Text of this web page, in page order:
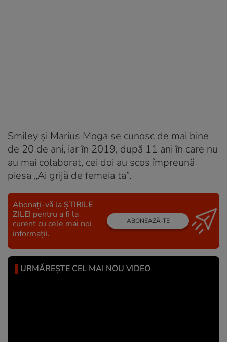
Smiley și Marius Moga se cunosc de mai bine
de 20 de ani, iar în 2019, după 11 ani în care nu
au mai colaborat, cei doi au scos împreună
piesa „Ai grijă de femeia ta”.
Abonați-vă la ȘTIRILE
ZILEI pentru a fi la
curent cu cele mai noi
informații.
ABONEAZĂ-TE
URMĂREȘTE CEL MAI NOU VIDEO